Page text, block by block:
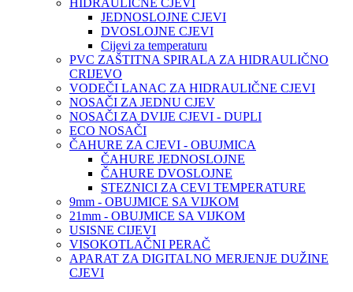
HIDRAULIČNE CJEVI
JEDNOSLOJNE CJEVI
DVOSLOJNE CJEVI
Cijevi za temperaturu
PVC ZAŠTITNA SPIRALA ZA HIDRAULIČNO
CRIJEVO
VODEČI LANAC ZA HIDRAULIČNE CJEVI
NOSAČI ZA JEDNU CJEV
NOSAČI ZA DVIJE CJEVI - DUPLI
ECO NOSAČI
ČAHURE ZA CJEVI - OBUJMICA
ČAHURE JEDNOSLOJNE
ČAHURE DVOSLOJNE
STEZNICI ZA CEVI TEMPERATURE
9mm - OBUJMICE SA VIJKOM
21mm - OBUJMICE SA VIJKOM
USISNE CIJEVI
VISOKOTLAČNI PERAČ
APARAT ZA DIGITALNO MERJENJE DUŽINE
CJEVI